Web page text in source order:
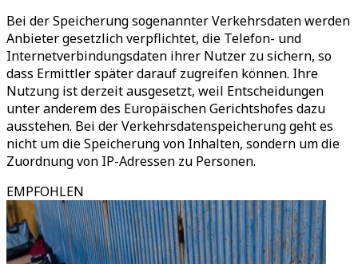
Bei der Speicherung sogenannter Verkehrsdaten werden
Anbieter gesetzlich verpflichtet, die Telefon- und
Internetverbindungsdaten ihrer Nutzer zu sichern, so
dass Ermittler später darauf zugreifen können. Ihre
Nutzung ist derzeit ausgesetzt, weil Entscheidungen
unter anderem des Europäischen Gerichtshofes dazu
ausstehen. Bei der Verkehrsdatenspeicherung geht es
nicht um die Speicherung von Inhalten, sondern um die
Zuordnung von IP-Adressen zu Personen.
EMPFOHLEN